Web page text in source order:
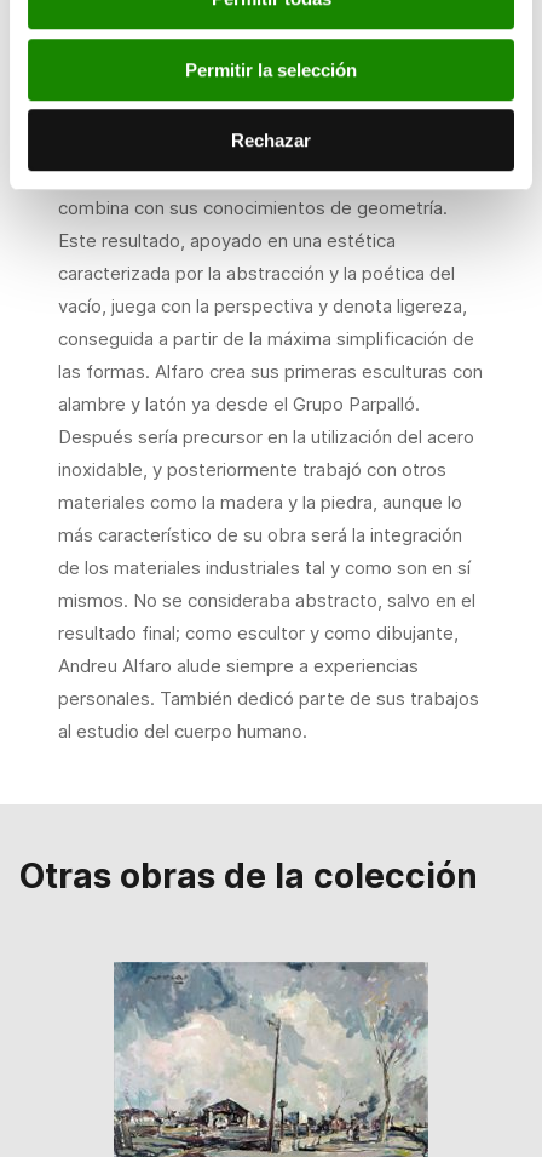
Permitir la selección
Rechazar
era un desafío a la escultura que se realizaba en el
momento, mediante una serie de referencias al
constructivismo ruso y, sobre todo, a los trabajos
de Jorge de Oteiza. Tal y como refleja esta pieza,
el artista crea un lenguaje personal sirviéndose
para ello de la utilización de pocos materiales, que
combina con sus conocimientos de geometría.
Este resultado, apoyado en una estética
caracterizada por la abstracción y la poética del
vacío, juega con la perspectiva y denota ligereza,
conseguida a partir de la máxima simplificación de
las formas. Alfaro crea sus primeras esculturas con
alambre y latón ya desde el Grupo Parpalló.
Después sería precursor en la utilización del acero
inoxidable, y posteriormente trabajó con otros
materiales como la madera y la piedra, aunque lo
más característico de su obra será la integración
de los materiales industriales tal y como son en sí
mismos. No se consideraba abstracto, salvo en el
resultado final; como escultor y como dibujante,
Andreu Alfaro alude siempre a experiencias
personales. También dedicó parte de sus trabajos
al estudio del cuerpo humano.
Otras obras de la colección